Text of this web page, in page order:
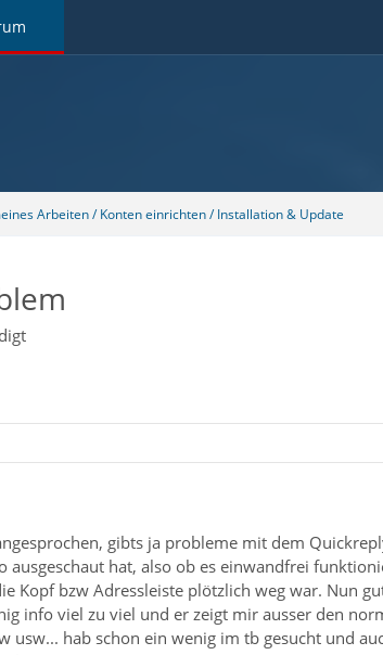
Arbeiten / Konten einrichten / Installation & Update
gibts ja probleme mit dem
ausgeschaut hat, also ob es einwandfrei
Kopf bzw Adressleiste plötzlich weg war. Nun
info viel zu viel und er zeigt mir ausser den
usw... hab schon ein wenig im tb gesucht und